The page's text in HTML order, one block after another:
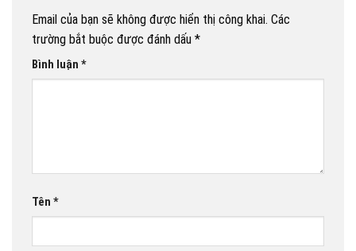
Email của bạn sẽ không được hiển thị công khai. Các
trường bắt buộc được đánh dấu *
Bình luận *
Tên *